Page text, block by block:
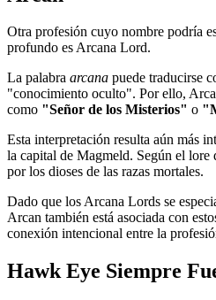
Otra profesión cuyo nombre podría
profundo es Arcana Lord.
La palabra arcana puede traducirse
"conocimiento oculto". Por ello,
como "Señor de los Misterios" o
Esta interpretación resulta aún más
la capital de Magmeld. Según el
por los dioses de las razas mortales.
Dado que los Arcana Lords se
Arcan también está asociada con
conexión intencional entre la
Hawk Eye Siempre